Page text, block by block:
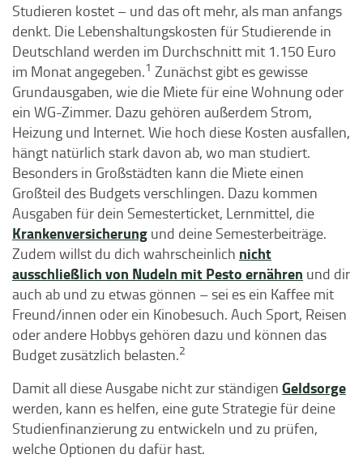
Studieren kostet – und das oft mehr, als man anfangs
denkt. Die Lebenshaltungskosten für Studierende in
Deutschland werden im Durchschnitt mit 1.150 Euro
im Monat angegeben.1 Zunächst gibt es gewisse
Grundausgaben, wie die Miete für eine Wohnung oder
ein WG-Zimmer. Dazu gehören außerdem Strom,
Heizung und Internet. Wie hoch diese Kosten ausfallen,
hängt natürlich stark davon ab, wo man studiert.
Besonders in Großstädten kann die Miete einen
Großteil des Budgets verschlingen. Dazu kommen
Ausgaben für dein Semesterticket, Lernmittel, die
Krankenversicherung und deine Semesterbeiträge.
Zudem willst du dich wahrscheinlich nicht
ausschließlich von Nudeln mit Pesto ernähren und dir
auch ab und zu etwas gönnen – sei es ein Kaffee mit
Freund/innen oder ein Kinobesuch. Auch Sport, Reisen
oder andere Hobbys gehören dazu und können das
Budget zusätzlich belasten.2
Damit all diese Ausgabe nicht zur ständigen Geldsorge
werden, kann es helfen, eine gute Strategie für deine
Studienfinanzierung zu entwickeln und zu prüfen,
welche Optionen du dafür hast.